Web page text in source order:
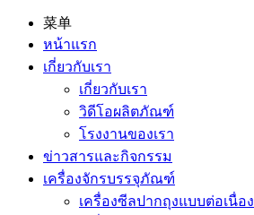
菜单
หน้าแรก
เกี่ยวกับเรา
เกี่ยวกับเรา
วิดีโอผลิตภัณฑ์
โรงงานของเรา
ข่าวสารและกิจกรรม
เครื่องจักรบรรจุภัณฑ์
เครื่องซีลปากถุงแบบต่อเนื่อง